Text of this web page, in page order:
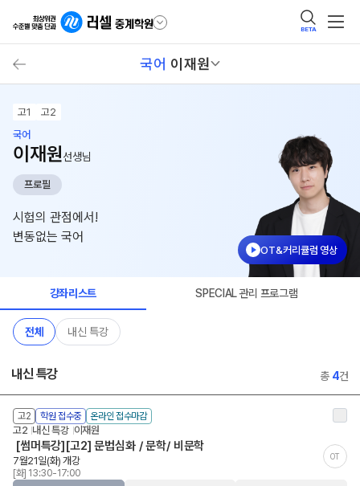
BETA
국어 이재원
고1
고2
국어
이재원선생님
프로필
시험의 관점에서!
변동없는 국어
OT&커리큘럼 영상
강좌리스트 SPECIAL 관리 프로그램
전체 내신 특강
내신 특강 총 4건
고2 학원 접수중 온라인 접수마감
고2 내신 특강 이재원
[썸머특강][고2] 문법심화 / 문학/ 비문학
OT
7월21일(화) 개강
[화] 13:30-17:00